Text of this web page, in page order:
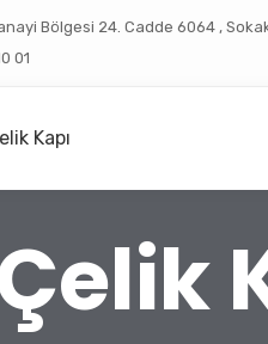
Bölgesi 24. Cadde 6064 ,
01